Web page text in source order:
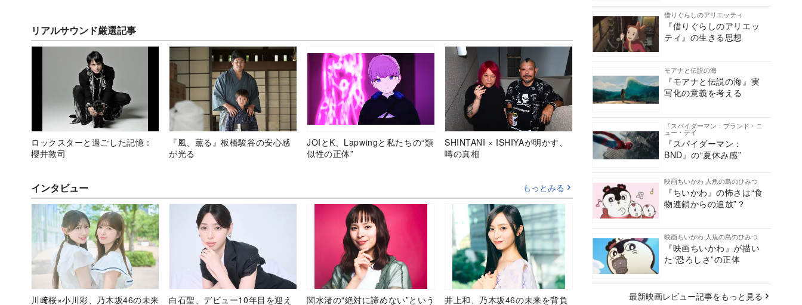
リアルサウンド厳選記事
ロックスターと過ごした記憶：
櫻井敦司
『風、薫る』板橋駿谷の安心感
が光る
JOIとK、Lapwingと私たちの“類
似性の正体”
SHINTANI × ISHIYAが明かす、
噂の真相
インタビュー もっとみる
川﨑桜×小川彩、乃木坂46の未来
白石聖、デビュー10年目を迎え
関水渚の“絶対に諦めない”という
井上和、乃木坂46の未来を背負
借りぐらしのアリエッティ
『借りぐらしのアリエッ
ティ』の生きる思想
モアナと伝説の海
『モアナと伝説の海』実
写化の意義を考える
『スパイダーマン：ブランド・ニ
ュー・デイ
『スパイダーマン：
BND』の“夏休み感”
映画ちいかわ 人魚の島のひみつ
『ちいかわ』の怖さは“食
物連鎖からの追放”？
映画ちいかわ 人魚の島のひみつ
『映画ちいかわ』が描い
た“恐ろしさ”の正体
最新映画レビュー記事をもっと見る